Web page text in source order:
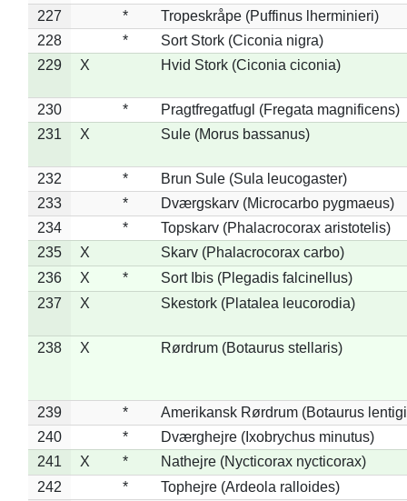
227
*
Tropeskråpe (Puffinus lherminieri)
228
*
Sort Stork (Ciconia nigra)
229
X Hvid Stork (Ciconia ciconia)
230 *
Pragtfregatfugl (Fregata magnificens)
231
X Sule (Morus bassanus)
232 *
Brun Sule (Sula leucogaster)
233
*
Dværgskarv (Microcarbo pygmaeus)
234
*
Topskarv (Phalacrocorax aristotelis)
235
X
Skarv (Phalacrocorax carbo)
236
X *
Sort Ibis (Plegadis falcinellus)
237
X Skestork (Platalea leucorodia)
238 X Rørdrum (Botaurus stellaris)
239 *
Amerikansk Rørdrum (Botaurus
240
*
Dværghejre (Ixobrychus minutus)
241
X *
Nathejre (Nycticorax nycticorax)
242
*
Tophejre (Ardeola ralloides)